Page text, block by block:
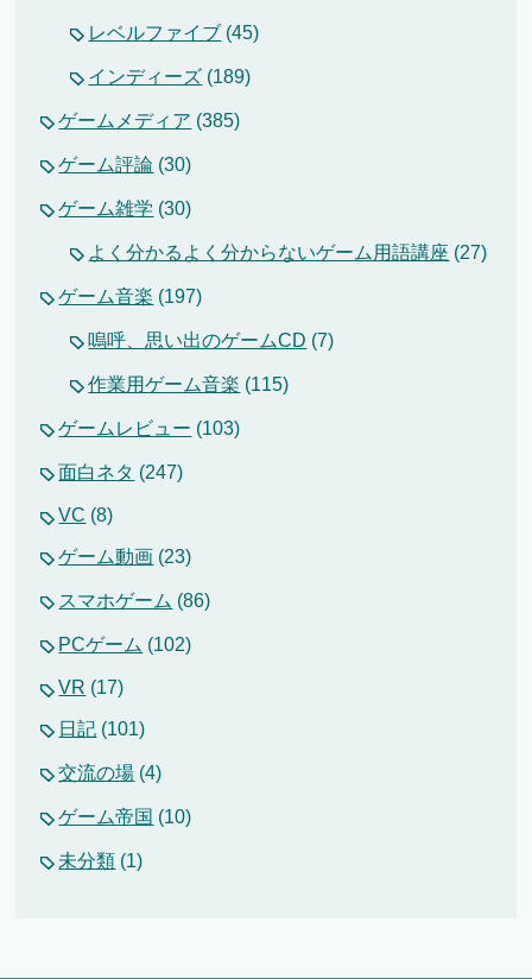
レベルファイブ (45)
インディーズ (189)
ゲームメディア (385)
ゲーム評論 (30)
ゲーム雑学 (30)
よく分かるよく分からないゲーム用語講座 (27)
ゲーム音楽 (197)
嗚呼、思い出のゲームCD (7)
作業用ゲーム音楽 (115)
ゲームレビュー (103)
面白ネタ (247)
VC (8)
ゲーム動画 (23)
スマホゲーム (86)
PCゲーム (102)
VR (17)
日記 (101)
交流の場 (4)
ゲーム帝国 (10)
未分類 (1)